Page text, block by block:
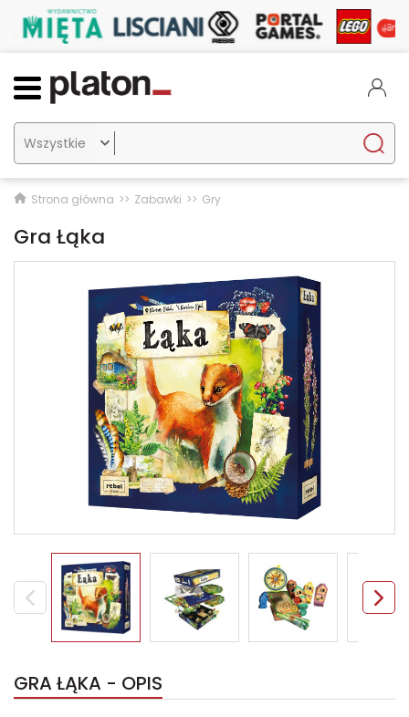

Strona główna Zabawki Gry
Gra Łąka
GRA ŁĄKA - OPIS